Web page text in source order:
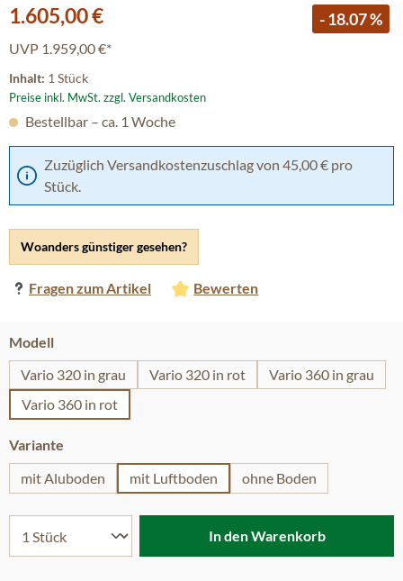
Verkaufspreis:
1.605,00 € - 18.07 %
UVP 1.959,00 €*
Inhalt: 1 Stück
Preise inkl. MwSt. zzgl. Versandkosten
Zuzüglich Versandkostenzuschlag von 45,00 € pro
Stück.
Woanders günstiger gesehen?
Fragen zum Artikel Bewerten
Bestellbar – ca. 1 Woche
Modellauswählen
Vario 320 in grau
Vario 320 in rot
Vario 360 in grau
Vario 360 in rot
Variante
mit Aluboden
mit Luftboden ohne Boden
In den Warenkorb